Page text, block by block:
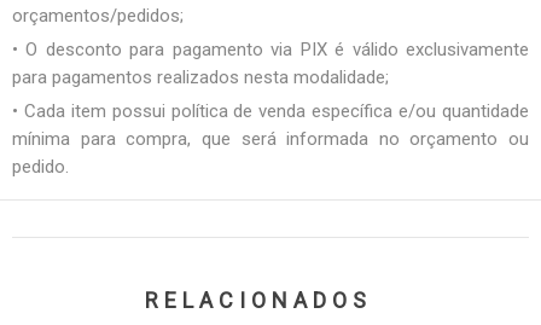
orçamentos/pedidos;
• O desconto para pagamento via PIX é válido exclusivamente
para pagamentos realizados nesta modalidade;
• Cada item possui política de venda específica e/ou quantidade
mínima para compra, que será informada no orçamento ou
pedido.
RELACIONADOS